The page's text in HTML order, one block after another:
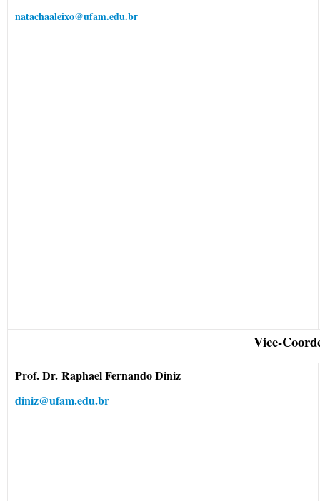
natachaaleixo@ufam.edu.br
Vice-
Prof. Dr. Raphael Fernando Diniz
diniz@ufam.edu.br